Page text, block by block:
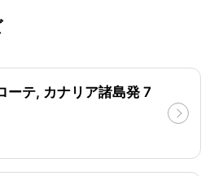
ーテ, カナリア諸島発 7